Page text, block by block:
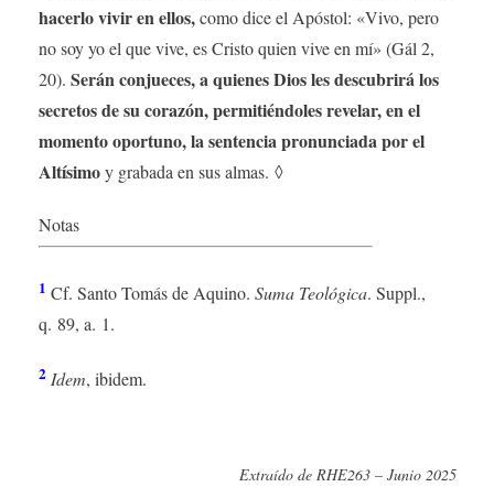
hacerlo vivir en ellos,como dice el Apóstol: «Vivo, pero
no soy yo el que vive, es Cristo quien vive en mí» (Gál 2,
20). Serán conjueces, a quienes Dios les descubrirá los
secretos de su corazón, permitiéndoles revelar, en el
momento oportuno, la sentencia pronunciada por el
Altísimoy grabada en sus almas. ◊
Notas
1 Cf. Santo Tomás de Aquino. Suma Teológica. Suppl.,
q. 89, a. 1.
2 Idem, ibidem.
Extraído de RHE263 – Junio 2025